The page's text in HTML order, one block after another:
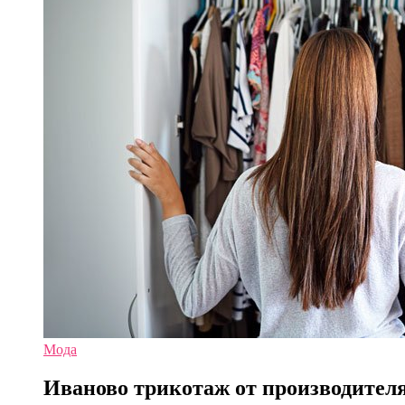
Мода
Иваново трикотаж от